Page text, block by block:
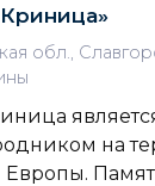
обл.,
на
Европы.